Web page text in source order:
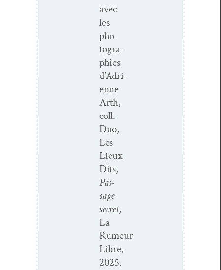
avec
les
pho­
togra­
phies
d’Adri­
enne
Arth,
coll.
Duo,
Les
Lieux
Dits,
Pas­
sage
secret,
La
Rumeur
Libre,
2025.